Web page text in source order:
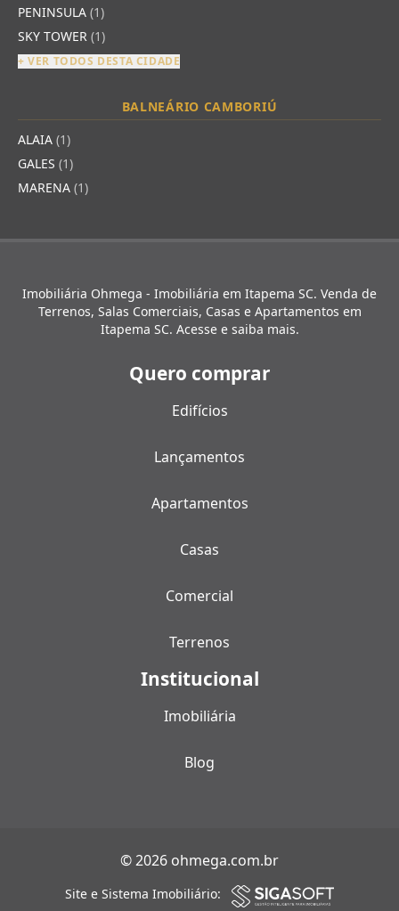
PENINSULA (1)
SKY TOWER (1)
+ VER TODOS DESTA CIDADE
BALNEÁRIO CAMBORIÚ
ALAIA (1)
GALES (1)
MARENA (1)
Imobiliária Ohmega - Imobiliária em Itapema SC. Venda de
Terrenos, Salas Comerciais, Casas e Apartamentos em
Itapema SC. Acesse e saiba mais.
Quero comprar
Edifícios
Lançamentos
Apartamentos
Casas
Comercial
Terrenos
Institucional
Imobiliária
Blog
© 2026 ohmega.com.br
Site e Sistema Imobiliário: